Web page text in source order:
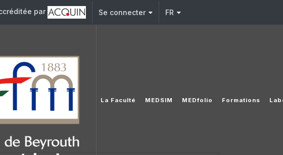
par Se connecter FR
La Faculté MEDSIM MEDfolio Formations